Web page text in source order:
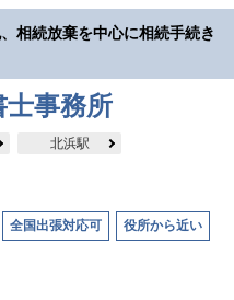
相続放棄を中心に相続手続き
事務所
北浜駅
全国出張対応可 役所から近い